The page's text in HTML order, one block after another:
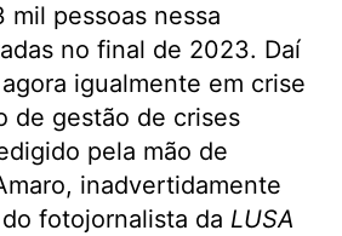
mil pessoas nessa
no final de 2023. Daí
igualmente em crise
de gestão de crises
pela mão de
inadvertidamente
fotojornalista da LUSA